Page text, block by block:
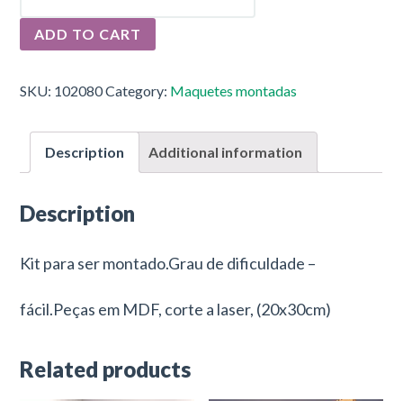
-
STORAGE
ADD TO CART
SKU: 102080Category: Maquetes montadas
Description Additional information
Description
Kit para ser montado.Grau de dificuldade –
fácil.Peças em MDF, corte a laser, (20x30cm)
Related products